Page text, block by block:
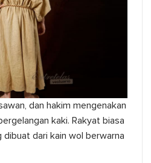
dan hakim mengenakan
kaki. Rakyat biasa
dari kain wol berwarna